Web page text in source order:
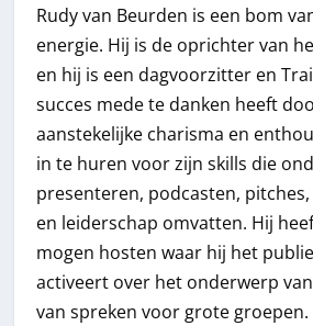
Rudy van Beurden is een bom
energie. Hij is de oprichter van
en hij is een dagvoorzitter en
succes mede te danken heeft
aanstekelijke charisma en
in te huren voor zijn skills die
presenteren, podcasten,
en leiderschap omvatten. Hij
mogen hosten waar hij het
activeert over het onderwerp
van spreken voor grote groepen.